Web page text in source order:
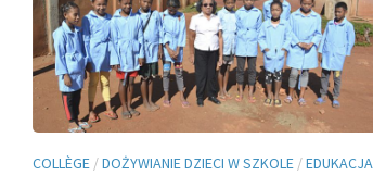
COLLÈGE /DOŻYWIANIE DZIECI W SZKOLE /EDUKACJA